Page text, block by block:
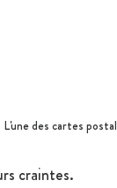
L'une des cartes
craintes.